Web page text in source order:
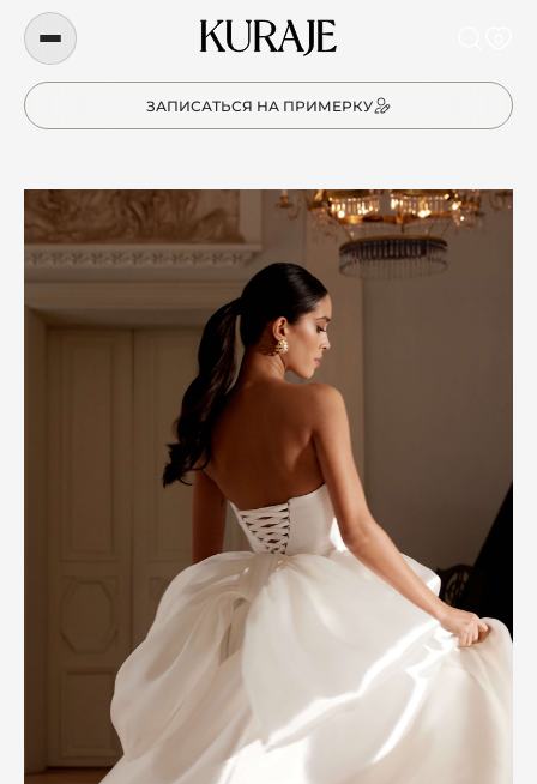
ЗАПИСАТЬСЯ НА ПРИМЕРКУ